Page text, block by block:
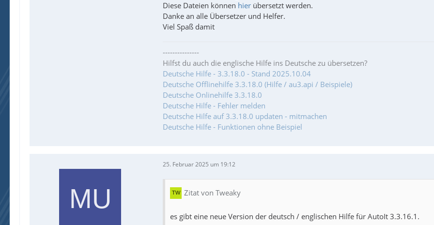
Diese Dateien können hier übersetzt werden.
Danke an alle Übersetzer und Helfer.
Viel Spaß damit
---------------
Hilfst du auch die englische Hilfe ins Deutsche zu übersetzen?
Deutsche Hilfe - 3.3.18.0 - Stand 2025.10.04
Deutsche Offlinehilfe 3.3.18.0 (Hilfe / au3.api / Beispiele)
Deutsche Onlinehilfe 3.3.18.0
Deutsche Hilfe - Fehler melden
Deutsche Hilfe auf 3.3.18.0 updaten - mitmachen
Deutsche Hilfe - Funktionen ohne Beispiel
25. Februar 2025 um 19:12
Zitat von Tweaky
es gibt eine neue Version der deutsch / englischen Hilfe für AutoIt 3.3.16.1.